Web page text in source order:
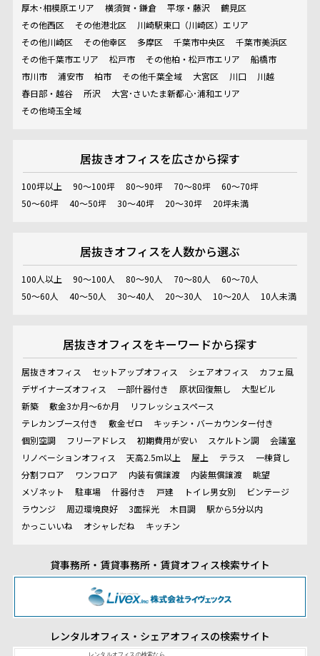
厚木･相模原エリア
横須賀・鎌倉 平塚・藤沢
鶴見区
その他西区
その他港北区
川崎駅東口（川崎区）エリア
その他川崎区
その他幸区 多摩区 千葉市中央区
千葉市美浜区
その他千葉市エリア
松戸市 その他柏・松戸市エリア
船橋市
市川市
浦安市 柏市 その他千葉全域 大宮区 川口
川越
春日部・越谷
所沢
大宮･さいたま新都心･浦和エリア
その他埼玉全域
居抜きオフィスを広さから探す
100坪以上 90～100坪 80～90坪 70～80坪
60～70坪
50～60坪
40～50坪 30～40坪 20～30坪 20坪未満
居抜きオフィスを人数から選ぶ
100人以上 90～100人 80～90人 70～80人
60～70人
50～60人
40～50人 30～40人 20～30人 10～20人 10人未満
居抜きオフィスをキーワードから探す
居抜きオフィス セットアップオフィス シェアオフィス
カフェ風
デザイナーズオフィス
一部什器付き 原状回復無し
大型ビル
新築
敷金3か月～6か月
リフレッシュスペース
テレカンブース付き
敷金ゼロ
キッチン・バーカウンター付き
個別空調
フリーアドレス 初期費用が安い スケルトン調
会議室
リノベーションオフィス
天高2.5m以上 屋上 テラス
一棟貸し
分割フロア
ワンフロア 内装有償譲渡 内装無償譲渡
眺望
メゾネット
駐車場 什器付き 戸建 トイレ男女別
ビンテージ
ラウンジ
周辺環境良好 3面採光 木目調
駅から5分以内
かっこいいね
オシャレだね キッチン
貸事務所・賃貸事務所・賃貸オフィス検索サイト
レンタルオフィス・シェアオフィスの検索サイト